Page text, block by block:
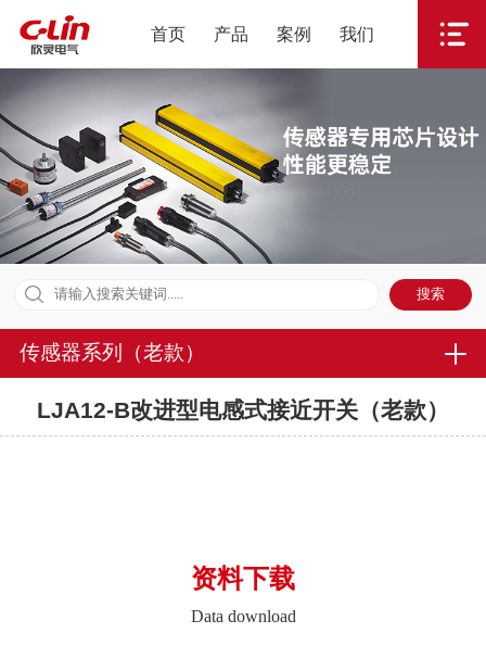
首页 产品 案例 我们
传感器系列（老款）
LJA12-B改进型电感式接近开关（老款）
资料下载
Data download